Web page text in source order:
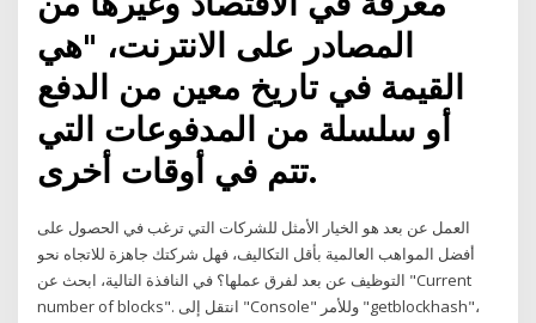
المصادر على الانترنت، "هي
القيمة في تاريخ معين من الدفع
أو سلسلة من المدفوعات التي
تتم في أوقات أخرى.
العمل عن بعد هو الخيار الأمثل للشركات التي ترغب في الحصول على
أفضل المواهب العالمية بأقل التكاليف، فهل شركتك جاهزة للاتجاه نحو
التوظيف عن بعد لفرق عملها؟ في النافذة التالية، ابحث عن "Current
number of blocks". انتقل إلى "Console" وللأمر "getblockhash"،